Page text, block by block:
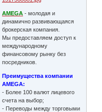
AMEGA - молодая и
динамично развивающаяся
брокерская компания.
Мы предоставляем доступ к
международному
финансовому рынку без
посредников.
Преимущества компании
AMEGA:
- Более 100 валют лицевого
счета на выбор;
- Переводы между торговыми